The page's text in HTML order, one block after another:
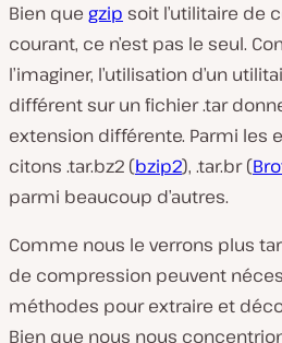
Bien que gzip soit l’utilitaire de
courant, ce n’est pas le seul.
l’imaginer, l’utilisation d’un
différent sur un fichier .tar
extension différente. Parmi les
citons .tar.bz2 (bzip2), .tar.br (
parmi beaucoup d’autres.
Comme nous le verrons plus
de compression peuvent
méthodes pour extraire et
Bien que nous nous